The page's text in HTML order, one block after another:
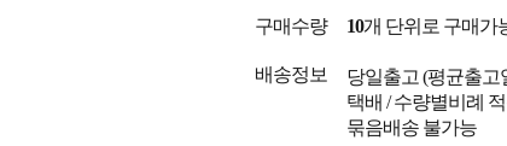
구매수량 10개 단위로 구매가
배송정보 당일출고 (평균출고
택배 / 수량별비례
묶음배송 불가능